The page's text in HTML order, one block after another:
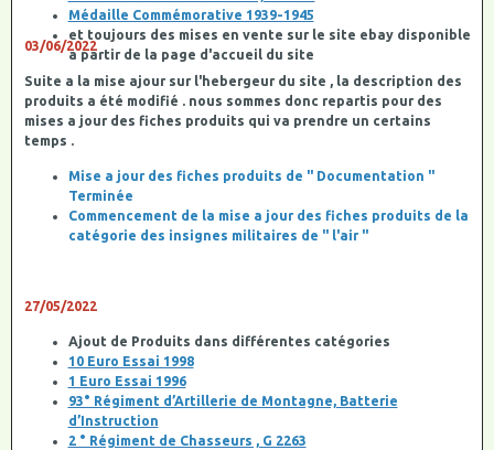
Médaille Commémorative 1939-1945
et toujours des mises en vente sur le site ebay disponible
a partir de la page d'accueil du site
03/06/2022
Suite a la mise ajour sur l'hebergeur du site , la description des
produits a été modifié . nous sommes donc repartis pour des
mises a jour des fiches produits qui va prendre un certains
temps .
Mise a jour des fiches produits de " Documentation "
Terminée
Commencement de la mise a jour des fiches produits de la
catégorie des insignes militaires de " l'air "
27/05/2022
Ajout de Produits dans différentes catégories
10 Euro Essai 1998
1 Euro Essai 1996
93° Régiment d’Artillerie de Montagne, Batterie
d’Instruction
2 ° Régiment de Chasseurs , G 2263